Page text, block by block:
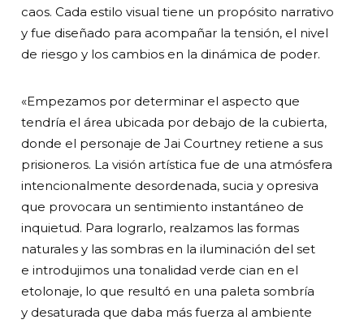
caos. Cada estilo visual tiene un propósito narrativo
y fue diseñado para acompañar la tensión, el nivel
de riesgo y los cambios en la dinámica de poder.
«Empezamos por determinar el aspecto que
tendría el área ubicada por debajo de la cubierta,
donde el personaje de Jai Courtney retiene a sus
prisioneros. La visión artística fue de una atmósfera
intencionalmente desordenada, sucia y opresiva
que provocara un sentimiento instantáneo de
inquietud. Para lograrlo, realzamos las formas
naturales y las sombras en la iluminación del set
e introdujimos una tonalidad verde cian en el
etolonaje, lo que resultó en una paleta sombría
y desaturada que daba más fuerza al ambiente